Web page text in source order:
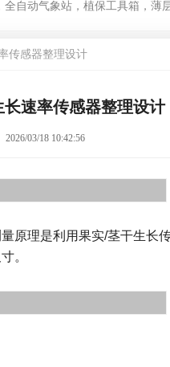
自动气象站，植保工具箱，薄
传感器整理设计
长速率传感器整理设计
2026/03/18 10:42:56
原理是利用果实/茎干生长
。